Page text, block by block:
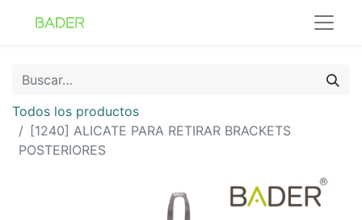
Todos los productos
[1240] ALICATE PARA RETIRAR BRACKETS
POSTERIORES